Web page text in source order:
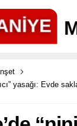
yasağı: Evde